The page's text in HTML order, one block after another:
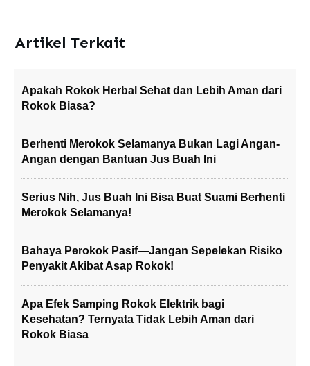
Artikel Terkait
Apakah Rokok Herbal Sehat dan Lebih Aman dari
Rokok Biasa?
Berhenti Merokok Selamanya Bukan Lagi Angan-
Angan dengan Bantuan Jus Buah Ini
Serius Nih, Jus Buah Ini Bisa Buat Suami Berhenti
Merokok Selamanya!
Bahaya Perokok Pasif—Jangan Sepelekan Risiko
Penyakit Akibat Asap Rokok!
Apa Efek Samping Rokok Elektrik bagi
Kesehatan? Ternyata Tidak Lebih Aman dari
Rokok Biasa